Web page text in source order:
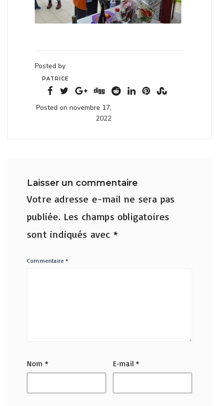
Posted by
PATRICE
Posted on novembre 17,
2022
Laisser un commentaire
Votre adresse e-mail ne sera pas
publiée. Les champs obligatoires
sont indiqués avec *
Commentaire*
Nom * E-mail*